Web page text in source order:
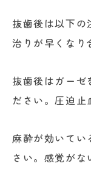
抜歯後は以下の
治りが早くなり
抜歯後はガーゼ
ださい。圧迫止
麻酔が効いてい
さい。感覚が